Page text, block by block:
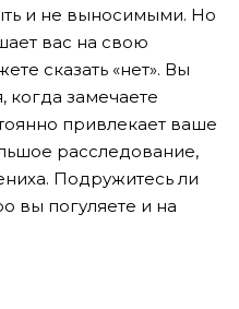
и не выносимыми. Но
вас на свою
сказать «нет». Вы
замечаете
привлекает ваше
расследование,
Подружитесь ли
вы погуляете и на